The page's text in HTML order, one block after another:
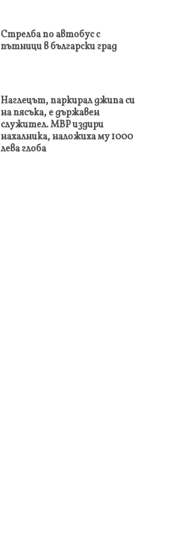
Стрелба по автобус с
пътници в български град
Наглецът, паркирал джипа си
на пясъка, е държавен
служител. МВР издири
нахалника, наложиха му 1000
лева глоба